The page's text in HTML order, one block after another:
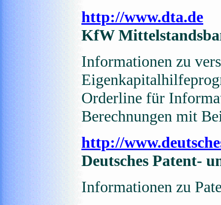
http://www.dta.de
KfW
Informationen zu
Orderline für
Berechnungen mit
http://
Deutsches Patent-
Informationen zu